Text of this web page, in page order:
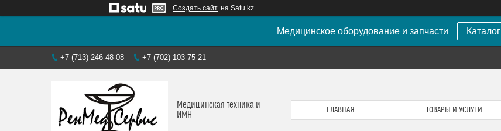
Создать сайт на Satu.kz
Медицинское оборудование и запчасти Каталог
+7 (713) 246-48-08 +7 (702) 103-75-21
Медицинская техника и
ИМН
ГЛАВНАЯ ТОВАРЫ И УСЛУГИ